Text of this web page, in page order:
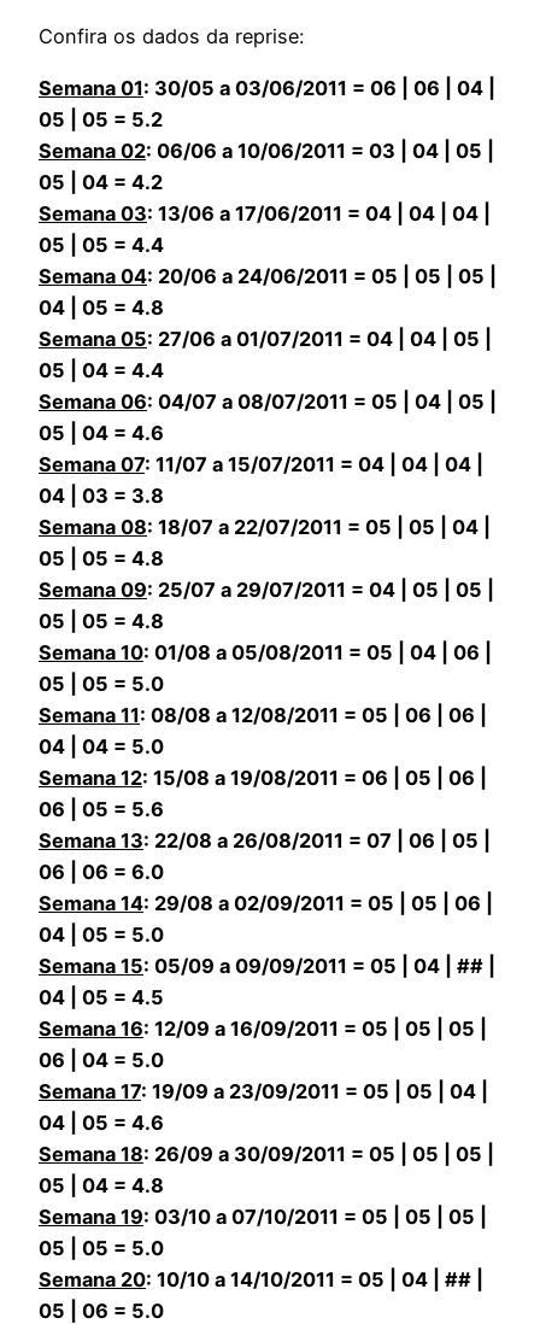
Confira os dados da reprise:
Semana 01: 30/05 a 03/06/2011 = 06 | 06 | 04 |
05 | 05 = 5.2
Semana 02: 06/06 a 10/06/2011 = 03 | 04 | 05 |
05 | 04 = 4.2
Semana 03: 13/06 a 17/06/2011 = 04 | 04 | 04 |
05 | 05 = 4.4
Semana 04: 20/06 a 24/06/2011 = 05 | 05 | 05 |
04 | 05 = 4.8
Semana 05: 27/06 a 01/07/2011 = 04 | 04 | 05 |
05 | 04 = 4.4
Semana 06: 04/07 a 08/07/2011 = 05 | 04 | 05 |
05 | 04 = 4.6
Semana 07: 11/07 a 15/07/2011 = 04 | 04 | 04 |
04 | 03 = 3.8
Semana 08: 18/07 a 22/07/2011 = 05 | 05 | 04 |
05 | 05 = 4.8
Semana 09: 25/07 a 29/07/2011 = 04 | 05 | 05 |
05 | 05 = 4.8
Semana 10: 01/08 a 05/08/2011 = 05 | 04 | 06 |
05 | 05 = 5.0
Semana 11: 08/08 a 12/08/2011 = 05 | 06 | 06 |
04 | 04 = 5.0
Semana 12: 15/08 a 19/08/2011 = 06 | 05 | 06 |
06 | 05 = 5.6
Semana 13: 22/08 a 26/08/2011 = 07 | 06 | 05 |
06 | 06 = 6.0
Semana 14: 29/08 a 02/09/2011 = 05 | 05 | 06 |
04 | 05 = 5.0
Semana 15: 05/09 a 09/09/2011 = 05 | 04 | ## |
04 | 05 = 4.5
Semana 16: 12/09 a 16/09/2011 = 05 | 05 | 05 |
06 | 04 = 5.0
Semana 17: 19/09 a 23/09/2011 = 05 | 05 | 04 |
04 | 05 = 4.6
Semana 18: 26/09 a 30/09/2011 = 05 | 05 | 05 |
05 | 04 = 4.8
Semana 19: 03/10 a 07/10/2011 = 05 | 05 | 05 |
05 | 05 = 5.0
Semana 20: 10/10 a 14/10/2011 = 05 | 04 | ## |
05 | 06 = 5.0